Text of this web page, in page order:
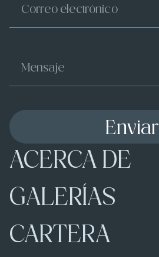
ACERCA DE
GALERÍAS
CARTERA
Enviar